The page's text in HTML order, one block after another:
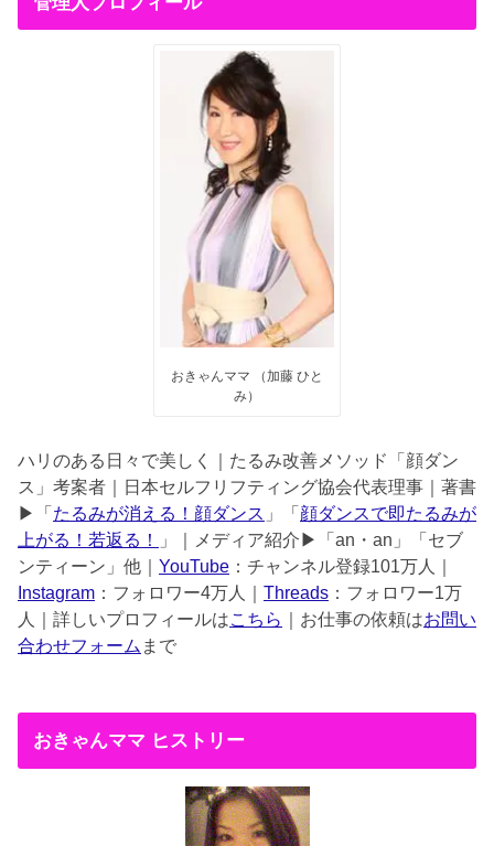
おきゃんママ （加藤 ひと
み）
ハリのある日々で美しく｜たるみ改善メソッド「顔ダン
ス」考案者｜日本セルフリフティング協会代表理事｜著書
▶︎「 たるみが消える！顔ダンス 」「 顔ダンスで即たるみが
上がる！若返る！
」｜メディア紹介▶︎「an・an」「セブ
ンティーン」他｜ YouTube ：チャンネル登録101万人｜
Instagram ：フォロワー4万人｜ Threads ：フォロワー1万
人｜詳しいプロフィールはこちら ｜お仕事の依頼はお問い
合わせフォーム まで
おきゃんママ ヒストリー